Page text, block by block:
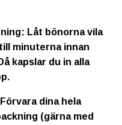
Låt bönorna vila
minuterna innan
kapslar du in alla
Förvara dina hela
(gärna med